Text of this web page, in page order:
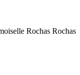
Rochas Rochas